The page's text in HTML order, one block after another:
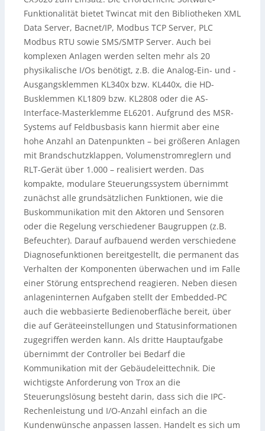
Funktionalität bietet Twincat mit den Bibliotheken XML
Data Server, Bacnet/IP, Modbus TCP Server, PLC
Modbus RTU sowie SMS/SMTP Server. Auch bei
komplexen Anlagen werden selten mehr als 20
physikalische I/Os benötigt, z.B. die Analog-Ein- und -
Ausgangsklemmen KL340x bzw. KL440x, die HD-
Busklemmen KL1809 bzw. KL2808 oder die AS-
Interface-Masterklemme EL6201. Aufgrund des MSR-
Systems auf Feldbusbasis kann hiermit aber eine
hohe Anzahl an Datenpunkten – bei größeren Anlagen
mit Brandschutzklappen, Volumenstromreglern und
RLT-Gerät über 1.000 – realisiert werden. Das
kompakte, modulare Steuerungssystem übernimmt
zunächst alle grundsätzlichen Funktionen, wie die
Buskommunikation mit den Aktoren und Sensoren
oder die Regelung verschiedener Baugruppen (z.B.
Befeuchter). Darauf aufbauend werden verschiedene
Diagnosefunktionen bereitgestellt, die permanent das
Verhalten der Komponenten überwachen und im Falle
einer Störung entsprechend reagieren. Neben diesen
anlageninternen Aufgaben stellt der Embedded-PC
auch die webbasierte Bedienoberfläche bereit, über
die auf Geräteeinstellungen und Statusinformationen
zugegriffen werden kann. Als dritte Hauptaufgabe
übernimmt der Controller bei Bedarf die
Kommunikation mit der Gebäudeleittechnik. Die
wichtigste Anforderung von Trox an die
Steuerungslösung besteht darin, dass sich die IPC-
Rechenleistung und I/O-Anzahl einfach an die
Kundenwünsche anpassen lassen. Handelt es sich um